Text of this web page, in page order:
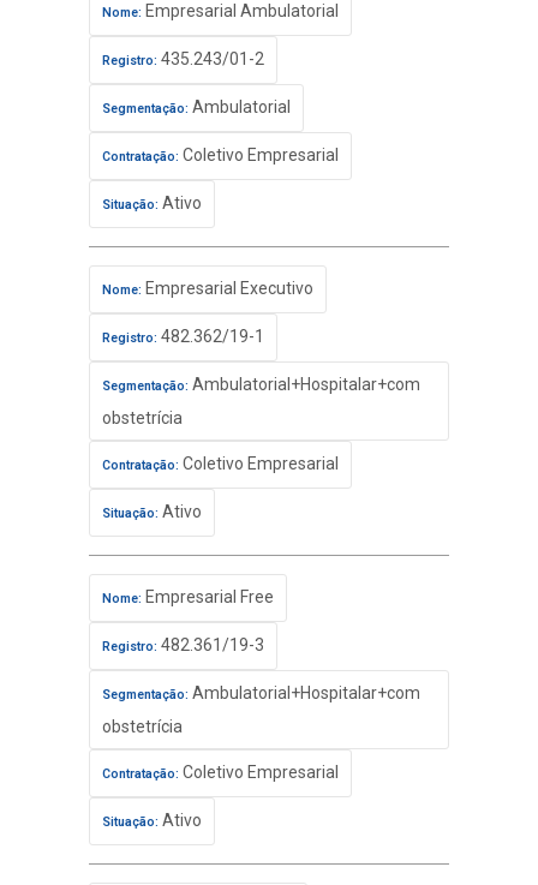
Nome: Empresarial Ambulatorial
Registro: 435.243/01-2
Segmentação: Ambulatorial
Contratação: Coletivo Empresarial
Situação: Ativo
Nome: Empresarial Executivo
Registro: 482.362/19-1
Segmentação: Ambulatorial+Hospitalar+com
obstetrícia
Contratação: Coletivo Empresarial
Situação: Ativo
Nome: Empresarial Free
Registro: 482.361/19-3
Segmentação: Ambulatorial+Hospitalar+com
obstetrícia
Contratação: Coletivo Empresarial
Situação: Ativo